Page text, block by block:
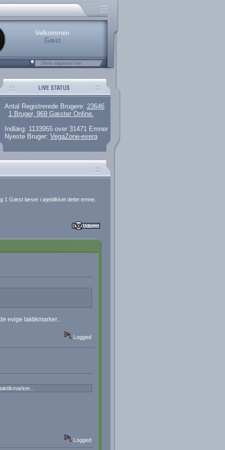
brugere
artikler og 135 guides
her.
Velkommen
Gæst
Antal Registrerede Brugere: 23646
1 Bruger, 969 Gæster Online.
Indlæg: 1133955 over 31471 Emner
Nyeste Bruger: VegaZone-evera
1 Gæst læser i øjeblikket dette emne.
evige taktikmarker...
Logged
Logged